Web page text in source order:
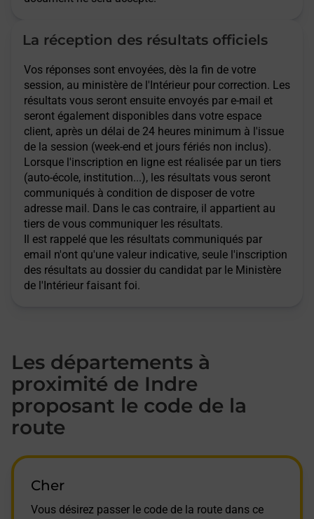
La réception des résultats officiels
Vos réponses sont envoyées, dès la fin de votre
session, au ministère de l'Intérieur pour correction. Les
résultats vous seront ensuite envoyés par e-mail et
seront également disponibles dans votre espace
client, après un délai de 24 heures minimum à l'issue
de la session (week-end et jours fériés non inclus).
Lorsque l'inscription en ligne est réalisée par un tiers
(auto-école, institution...), les résultats vous seront
communiqués à condition de disposer de votre
adresse mail. Dans le cas contraire, il appartient au
tiers de vous communiquer les résultats.
Il est rappelé que les résultats communiqués par
email n'ont qu'une valeur indicative, seule l'inscription
des résultats au dossier du candidat par le Ministère
de l'Intérieur faisant foi.
Les départements à
proximité de Indre
proposant le code de la
route
Cher
Vous désirez passer le code de la route dans ce